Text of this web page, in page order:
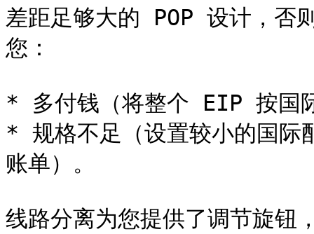
差距足够大的 POP 设计，否
您：
* 多付钱（将整个 EIP 按国
* 规格不足（设置较小的国际
账单）。
线路分离为您提供了调节旋钮